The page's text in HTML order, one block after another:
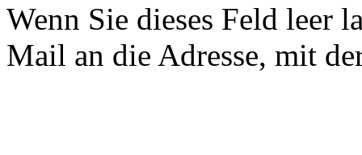
Wenn Sie dieses Feld leer
Mail an die Adresse, mit